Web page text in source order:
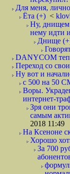
Для меня,
Ёта (+) <
Ну, днищем
нему идти
Днище
DANYCOM
Переход со
Ну вот и
с 500 на 50
Воры.
интернет-
Зря они
самым
2018 11:49
На Ксеноне
Хорошо
За 700